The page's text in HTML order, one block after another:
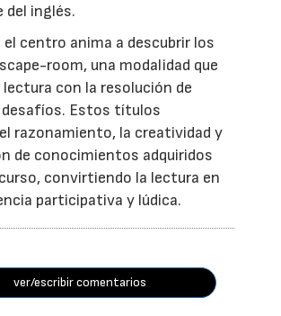
del inglés.
el centro anima a descubrir los
room, una modalidad que
con la resolución de
Estos títulos
razonamiento, la creatividad y
de conocimientos adquiridos
convirtiendo la lectura en
participativa y lúdica.
ver/escribir comentarios